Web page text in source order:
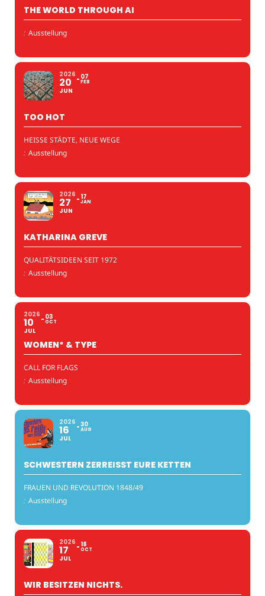
THE WORLD THROUGH AI
: Ausstellung
2026
20
JUN
07
FEB
TOO HOT
HEISSE STÄDTE, NEUE WEGE
: Ausstellung
2026
27
JUN
17
JAN
KATHARINA GREVE
QUALITÄTSIDEEN SEIT 1972
: Ausstellung
2026
10
JUL
03
OCT
WOMEN* & TYPE
CALL FOR FLAGS
: Ausstellung
2026
16
JUL
30
AUG
SCHWESTERN ZERREISST EURE KETTEN
FRAUEN UND REVOLUTION 1848/49
: Ausstellung
2026
17
JUL
18
OCT
WIR BESITZEN NICHTS.